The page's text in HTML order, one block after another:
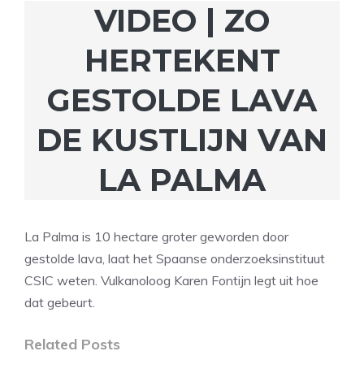
VIDEO | ZO
HERTEKENT
GESTOLDE LAVA
DE KUSTLIJN VAN
LA PALMA
La Palma is 10 hectare groter geworden door
gestolde lava, laat het Spaanse onderzoeksinstituut
CSIC weten. Vulkanoloog Karen Fontijn legt uit hoe
dat gebeurt.
Related Posts